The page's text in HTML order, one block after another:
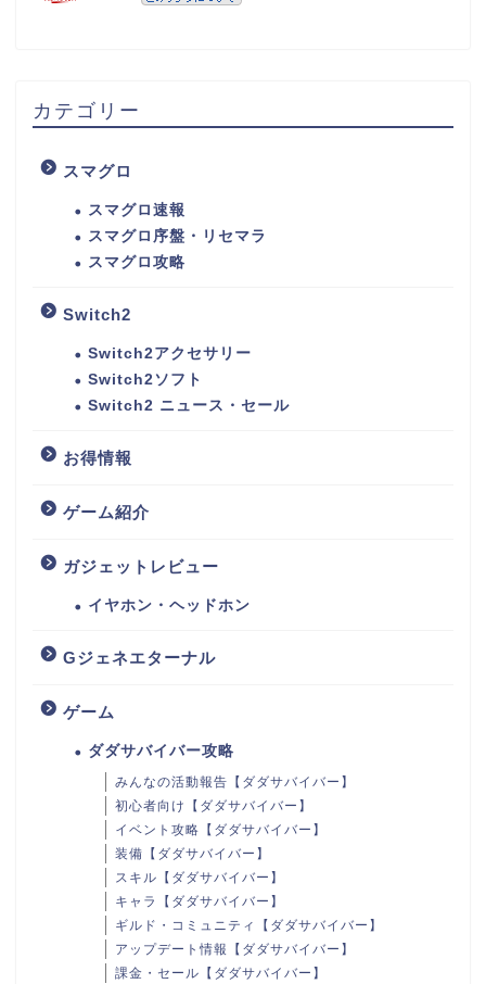
カテゴリー
スマグロ
スマグロ速報
スマグロ序盤・リセマラ
スマグロ攻略
Switch2
Switch2アクセサリー
Switch2ソフト
Switch2 ニュース・セール
お得情報
ゲーム紹介
ガジェットレビュー
イヤホン・ヘッドホン
Gジェネエターナル
ゲーム
ダダサバイバー攻略
みんなの活動報告【ダダサバイバー】
初心者向け【ダダサバイバー】
イベント攻略【ダダサバイバー】
装備【ダダサバイバー】
スキル【ダダサバイバー】
キャラ【ダダサバイバー】
ギルド・コミュニティ【ダダサバイバー】
アップデート情報【ダダサバイバー】
課金・セール【ダダサバイバー】